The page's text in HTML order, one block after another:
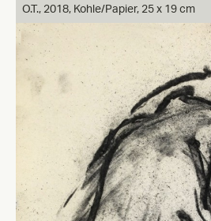
O.T., 2018, Kohle/Papier, 25 x 19 cm